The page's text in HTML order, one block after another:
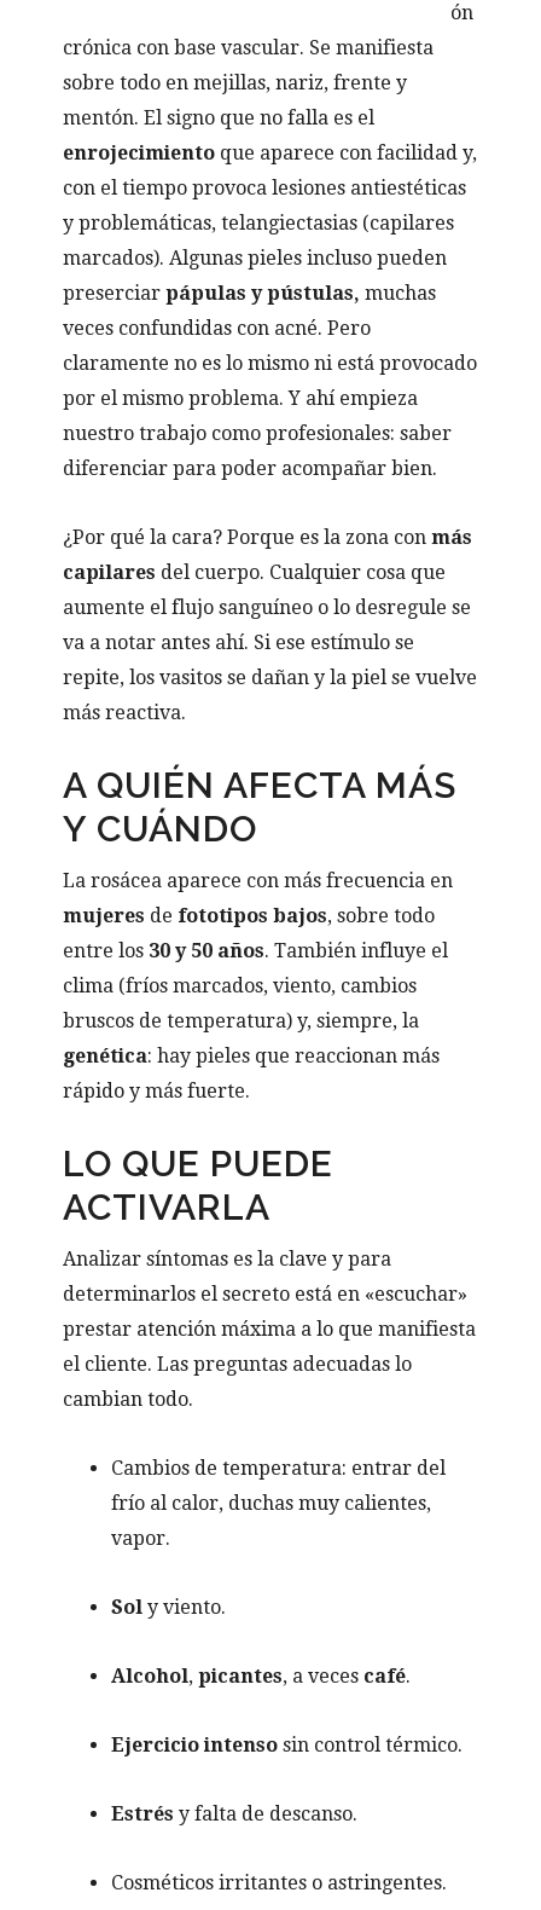
ón
crónica con base vascular. Se manifiesta
sobre todo en mejillas, nariz, frente y
mentón. El signo que no falla es el
enrojecimiento que aparece con facilidad y,
con el tiempo provoca lesiones antiestéticas
y problemáticas, telangiectasias (capilares
marcados). Algunas pieles incluso pueden
preserciarpápulas y pústulas, muchas
veces confundidas con acné. Pero
claramente no es lo mismo ni está provocado
por el mismo problema. Y ahí empieza
nuestro trabajo como profesionales: saber
diferenciar para poder acompañar bien.
¿Por qué la cara? Porque es la zona conmás
capilares del cuerpo. Cualquier cosa que
aumente el flujo sanguíneo o lo desregule se
va a notar antes ahí. Si ese estímulo se
repite, los vasitos se dañan y la piel se vuelve
más reactiva.
A QUIÉN AFECTA MÁS
Y CUÁNDO
La rosácea aparece con más frecuencia en
mujeres de fototipos bajos, sobre todo
entre los 30 y 50 años. También influye el
clima (fríos marcados, viento, cambios
bruscos de temperatura) y, siempre, la
genética: hay pieles que reaccionan más
rápido y más fuerte.
LO QUE PUEDE
ACTIVARLA
Analizar síntomas es la clave y para
determinarlos el secreto está en «escuchar»
prestar atención máxima a lo que manifiesta
el cliente. Las preguntas adecuadas lo
cambian todo.
Cambios de temperatura: entrar del
frío al calor, duchas muy calientes,
vapor.
Sol y viento.
Alcohol,picantes, a veces café.
Ejercicio intenso sin control térmico.
Estrés y falta de descanso.
Cosméticos irritantes o astringentes.